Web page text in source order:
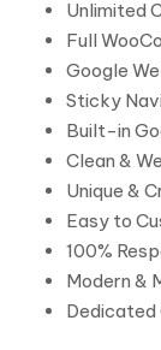
Unlimited
Full
Google
Sticky
Built-in
Clean &
Unique &
Easy to
100%
Modern &
Dedicated